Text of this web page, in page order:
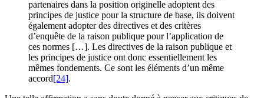
partenaires dans la position originelle adoptent des
principes de justice pour la structure de base, ils doivent
également adopter des directives et des critères
d’enquête de la raison publique pour l’application de
ces normes […]. Les directives de la raison publique et
les principes de justice ont donc essentiellement les
mêmes fondements. Ce sont les éléments d’un même
accord[24].